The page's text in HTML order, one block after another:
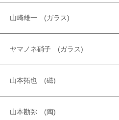
山崎雄一 (ガラス)
ヤマノネ硝子 (ガラス)
山本拓也 (磁)
山本勘弥 (陶)